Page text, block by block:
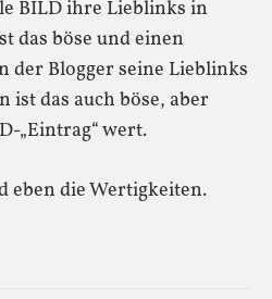
BILD ihre Lieblinks in
das böse und einen
der Blogger seine Lieblinks
das auch böse, aber
„Eintrag“ wert.
eben die Wertigkeiten.